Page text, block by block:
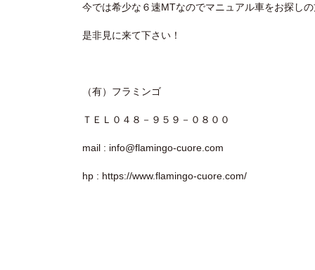
今では希少な６速MTなのでマニュアル車をお探しの
是非見に来て下さい！
（有）フラミンゴ
ＴＥＬ０４８－９５９－０８００
mail : info@flamingo-cuore.com
hp : https://www.flamingo-cuore.com/